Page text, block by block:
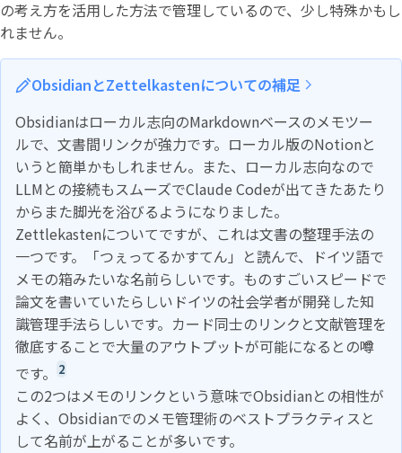
の考え方を活用した方法で管理しているので、少し特殊かもし
れません。
ObsidianとZettelkastenについての補足
Obsidianはローカル志向のMarkdownベースのメモツー
ルで、文書間リンクが強力です。ローカル版のNotionと
いうと簡単かもしれません。また、ローカル志向なので
LLMとの接続もスムーズでClaude Codeが出てきたあたり
からまた脚光を浴びるようになりました。
Zettlekastenについてですが、これは文書の整理手法の
一つです。「つぇってるかすてん」と読んで、ドイツ語で
メモの箱みたいな名前らしいです。ものすごいスピードで
論文を書いていたらしいドイツの社会学者が開発した知
識管理手法らしいです。カード同士のリンクと文献管理を
徹底することで大量のアウトプットが可能になるとの噂
です。
2
この2つはメモのリンクという意味でObsidianとの相性が
よく、Obsidianでのメモ管理術のベストプラクティスと
して名前が上がることが多いです。